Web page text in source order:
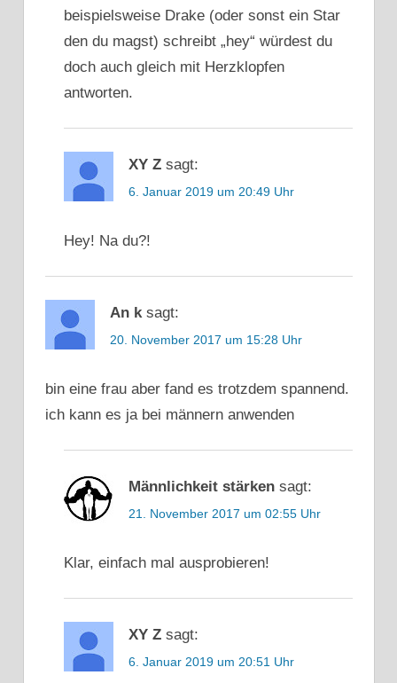
beispielsweise Drake (oder sonst ein Star
den du magst) schreibt „hey“ würdest du
doch auch gleich mit Herzklopfen
antworten.
XY Z sagt:
6. Januar 2019 um 20:49 Uhr
Hey! Na du?!
An k sagt:
20. November 2017 um 15:28 Uhr
bin eine frau aber fand es trotzdem spannend.
ich kann es ja bei männern anwenden
Männlichkeit stärken sagt:
21. November 2017 um 02:55 Uhr
Klar, einfach mal ausprobieren!
XY Z sagt:
6. Januar 2019 um 20:51 Uhr